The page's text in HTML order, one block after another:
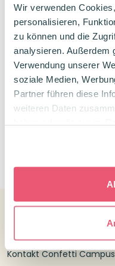
Wir verwenden
personalisieren,
zu können und die
analysieren. Außerdem
Verwendung unserer
soziale Medien,
Partner führen diese
weiteren Daten
Faber Castell Zirkel
Deep Blue
Qualität-
12,34 €
Kontakt Confetti Campus